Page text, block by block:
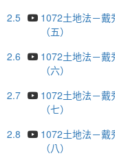
2.5
1072土地法－戴
（五）
2.6
1072土地法－戴
（六）
2.7
1072土地法－戴
（七）
2.8
1072土地法－戴
（八）